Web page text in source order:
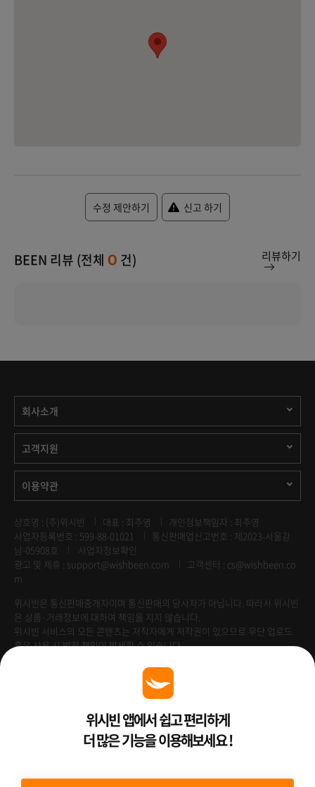
수정 제안하기 신고 하기
BEEN 리뷰 (전체 0 건) 리뷰하기
회사소개
고객지원
이용약관
상호명 : (주)위시빈 대표 : 최주영
개인정보책임자 : 최주영
사업자등록번호 : 599-88-01021
통신판매업신고번호 : 제2023-서울강
남-05908호
사업자정보확인
광고 및 제휴 : support@wishbeen.com
고객센터 : cs@wishbeen.co
m
위시빈은 통신판매중개자이며 통신판매의 당사자가 아닙니다. 따라서 위시빈
은 상품·거래정보에 대하여 책임을 지지 않습니다.
위시빈 서비스의 모든 콘텐츠는 저작자에게 저작권이 있으므로 무단 업로드
혹은 사용 시 법적 책임이 발생할 수 있습니다.
Venture Enterprise위시빈 앱에서 쉽고 편리하게
더 많은 기능을 이용해보세요 !